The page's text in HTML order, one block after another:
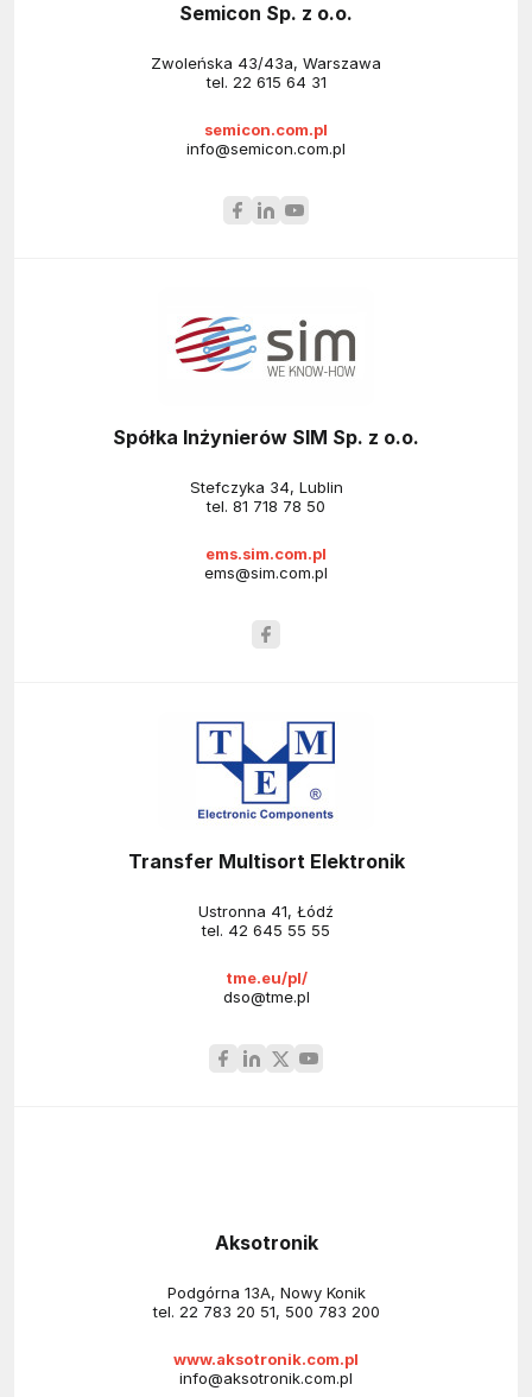
Semicon Sp. z o.o.
Zwoleńska 43/43a, Warszawa
tel. 22 615 64 31
semicon.com.pl
info@semicon.com.pl
Spółka Inżynierów SIM Sp. z o.o.
Stefczyka 34, Lublin
tel. 81 718 78 50
ems.sim.com.pl
ems@sim.com.pl
Transfer Multisort Elektronik
Ustronna 41, Łódź
tel. 42 645 55 55
tme.eu/pl/
dso@tme.pl
Aksotronik
Podgórna 13A, Nowy Konik
tel. 22 783 20 51, 500 783 200
www.aksotronik.com.pl
info@aksotronik.com.pl